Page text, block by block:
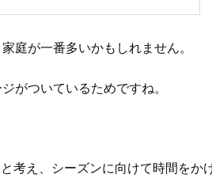
庭が一番多いかもしれません。
がついているためですね。
考え、シーズンに向けて時間をか